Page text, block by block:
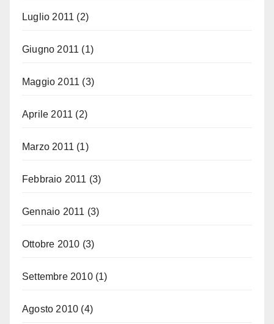
Luglio 2011 (2)
Giugno 2011 (1)
Maggio 2011 (3)
Aprile 2011 (2)
Marzo 2011 (1)
Febbraio 2011 (3)
Gennaio 2011 (3)
Ottobre 2010 (3)
Settembre 2010(1)
Agosto 2010 (4)